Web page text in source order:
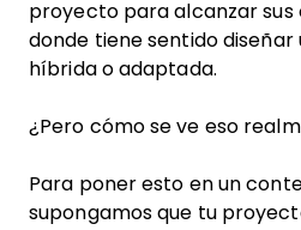
proyecto para alcanzar sus
donde tiene sentido
híbrida o adaptada.
¿Pero cómo se ve eso
Para poner esto en un
supongamos que tu